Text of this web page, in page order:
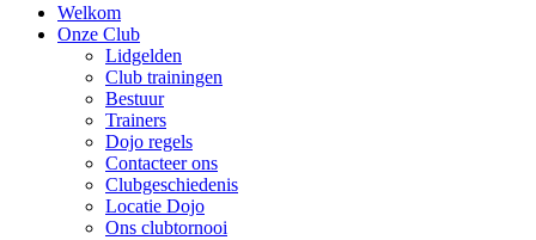
Welkom
Onze Club
Lidgelden
Club trainingen
Bestuur
Trainers
Dojo regels
Contacteer ons
Clubgeschiedenis
Locatie Dojo
Ons clubtornooi